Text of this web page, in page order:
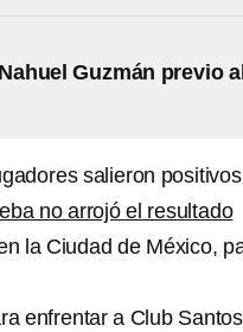
Guzmán previo
salieron positivos
no arrojó el resultado
la Ciudad de México,
enfrentar a Club